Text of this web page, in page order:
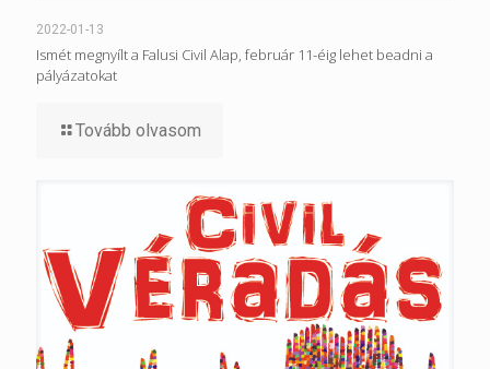
2022-01-13
Ismét megnyílt a Falusi Civil Alap, február 11-éig lehet beadni a
pályázatokat
Tovább olvasom